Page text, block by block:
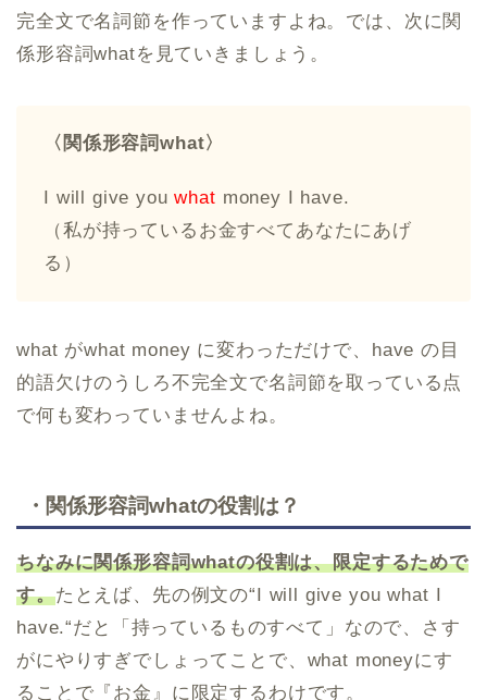
完全文で名詞節を作っていますよね。では、次に関
係形容詞whatを見ていきましょう。
〈関係形容詞what〉
I will give youwhat money I have.
（私が持っているお金すべてあなたにあげ
る）
what がwhat money に変わっただけで、have の目
的語欠けのうしろ不完全文で名詞節を取っている点
で何も変わっていませんよね。
・関係形容詞whatの役割は？
ちなみに関係形容詞whatの役割は、限定するためで
す。たとえば、先の例文の“I will give you what I
have.“だと「持っているものすべて」なので、さす
がにやりすぎでしょってことで、what moneyにす
ることで『お金』に限定するわけです。